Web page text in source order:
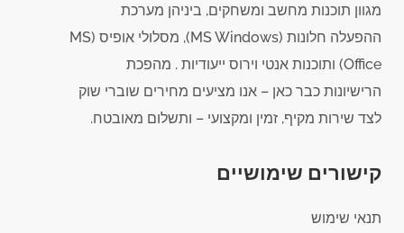
מגוון תוכנות מחשב ומשחקים, ביניהן מערכת
ההפעלה חלונות (MS Windows), מסלולי אופיס (MS
Office) ותוכנות אנטי וירוס ייעודיות . מהפכת
הרישיונות כבר כאן – אנו מציעים מחירים שוברי שוק
לצד שירות מקיף, זמין ומקצועי – ותשלום מאובטח.
קישורים שימושיים
תנאי שימוש